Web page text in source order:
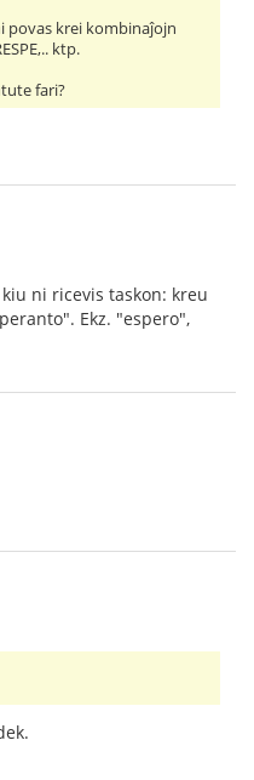
povas krei kombinaĵojn
ktp.
fari?
ni ricevis taskon: kreu
Ekz. "espero",